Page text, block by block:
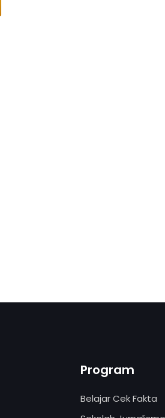
Program
Belajar Cek Fakta